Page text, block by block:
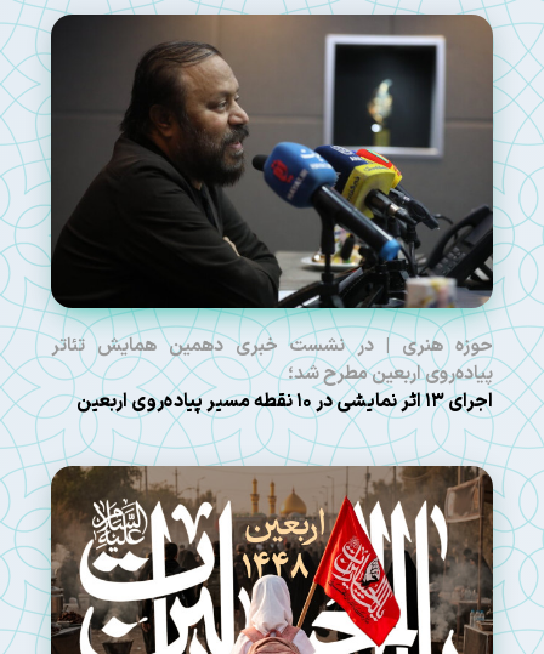
حوزه هنری | در نشست خبری دهمین همایش تئاتر
پیاده‌روی اربعین مطرح شد؛
اجرای ۱۳ اثر نمایشی در ۱۰ نقطه مسیر پیاده‌روی اربعین